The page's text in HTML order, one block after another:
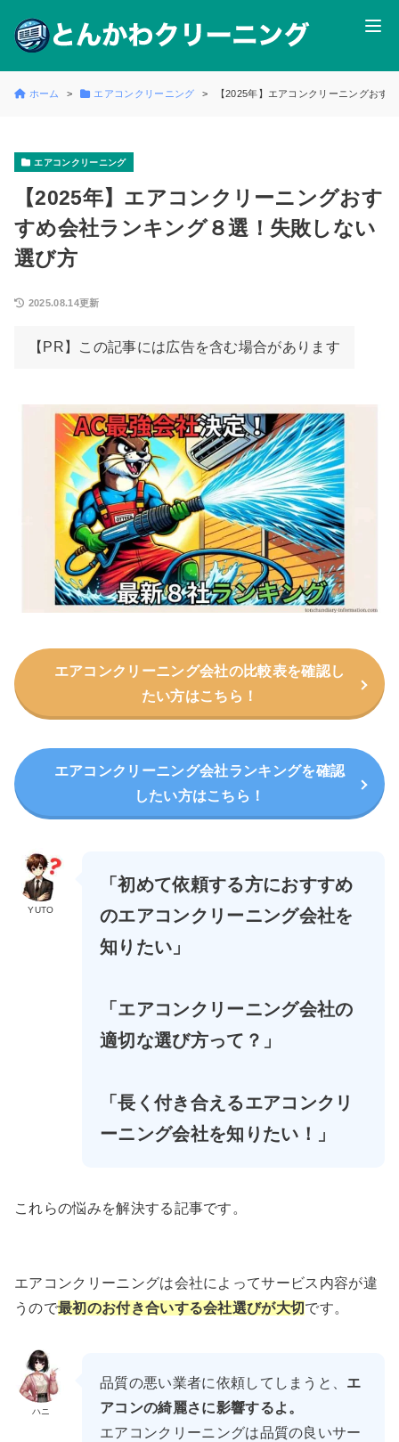
ホーム エアコンクリーニング 【2025年】エアコンクリーニングおす
エアコンクリーニング
【2025年】エアコンクリーニングおす
すめ会社ランキング８選！失敗しない
選び方
2025.08.14更新
【PR】この記事には広告を含む場合があります
エアコンクリーニング会社の比較表を確認し
たい方はこちら！
エアコンクリーニング会社ランキングを確認
したい方はこちら！
YUTO
「初めて依頼する方におすすめ
のエアコンクリーニング会社を
知りたい」
「エアコンクリーニング会社の
適切な選び方って？」
「長く付き合えるエアコンクリ
ーニング会社を知りたい！」
これらの悩みを解決する記事です。
エアコンクリーニングは会社によってサービス内容が違
うので最初のお付き合いする会社選びが大切 です。
ハニ
品質の悪い業者に依頼してしまうと、 エ
アコンの綺麗さに影響するよ。
エアコンクリーニングは品質の良いサー